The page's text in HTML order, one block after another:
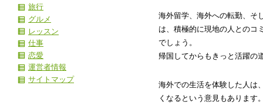
海外留学、海外への転勤、そ
は、積極的に現地の人とのコ
でしょう。
帰国してからもきっと活躍の
海外での生活を体験した人は
くなるという意見もあります
旅行
グルメ
レッスン
仕事
恋愛
運営者情報
サイトマップ